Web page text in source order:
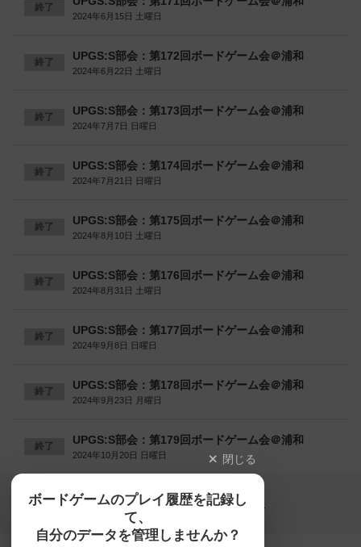
終了
2024年6月15日 土曜日
終了 UPGS:S部会：第172回ボードゲーム会＠浦和
2024年6月22日 土曜日
終了 UPGS:S部会：第173回ボードゲーム会＠浦和
2024年7月7日 日曜日
終了 UPGS:S部会：第174回ボードゲーム会＠浦和
2024年7月21日 日曜日
終了 UPGS:S部会：第175回ボードゲーム会＠浦和
2024年8月10日 土曜日
終了 UPGS:S部会：第176回ボードゲーム会＠浦和
2024年8月31日 土曜日
終了 UPGS:S部会：第177回ボードゲーム会＠浦和
2024年9月8日 日曜日
終了 UPGS:S部会：第178回ボードゲーム会＠浦和
2024年9月23日 月曜日
終了 UPGS:S部会：第179回ボードゲーム会＠浦和
2024年10月20日 日曜日 閉じる
ボードゲームのプレイ履歴を記録し
て、
自分のデータを管理しませんか？
【ボドゲーマ】ボードゲームの総合情報サイト